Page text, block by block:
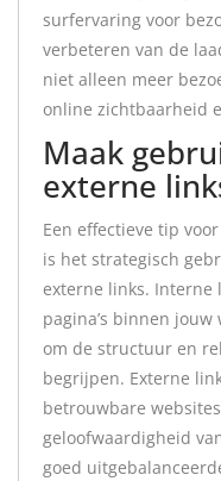
surfervaring voor
verbeteren van de
niet alleen meer
online zichtbaarheid
Maak
externe
Een effectieve tip
is het strategisch
externe links. Interne
pagina’s binnen
om de structuur en
begrijpen. Externe
betrouwbare
geloofwaardigheid
goed